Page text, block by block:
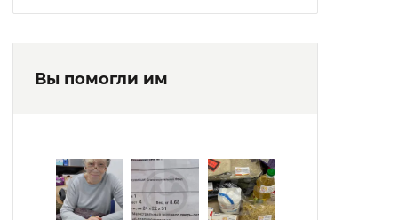
Вы помогли им